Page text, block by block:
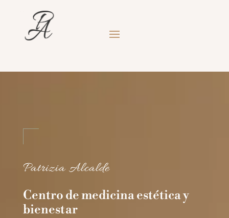
Patrizia Alcalde
Centro de medicina estética y
bienestar